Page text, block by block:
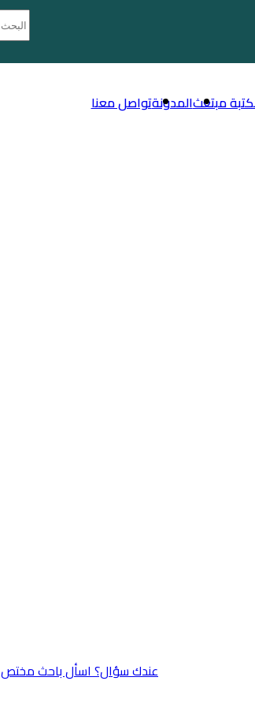
مبتعثالمدونةتواصل معنا
عندك سؤال؟ اسأل باحث مختص